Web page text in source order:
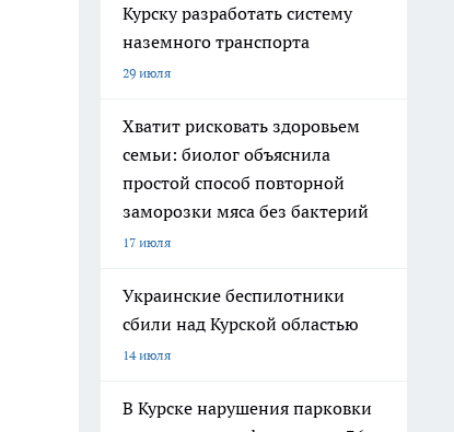
Курску разработать систему
наземного транспорта
29 июля
Хватит рисковать здоровьем
семьи: биолог объяснила
простой способ повторной
заморозки мяса без бактерий
17 июля
Украинские беспилотники
сбили над Курской областью
14 июля
В Курске нарушения парковки